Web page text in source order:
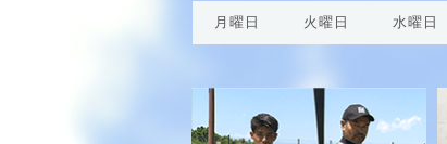
月曜日 火曜日 水曜日